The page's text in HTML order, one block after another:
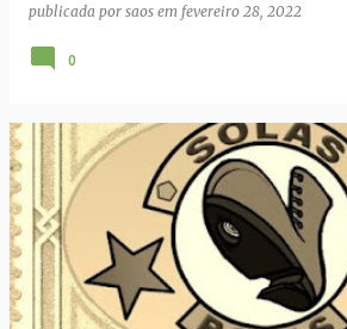
publicada por saos em fevereiro 28, 2022
0